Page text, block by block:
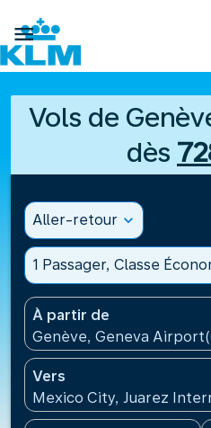

Vols de
dès
Aller-retour expand_more
1 Passager, Classe
À partir de
Genève, Geneva
Vers
Mexico City, Juarez